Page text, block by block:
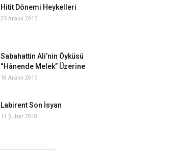
Hitit Dönemi Heykelleri
25 Aralık 2015
Sabahattin Ali’nin Öyküsü
“Hânende Melek” Üzerine
18 Aralık 2015
Labirent Son İsyan
11 Şubat 2018